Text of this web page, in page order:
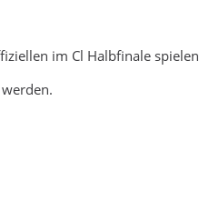
im Cl Halbfinale